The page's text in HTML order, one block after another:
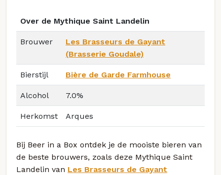
Over de Mythique Saint Landelin
Brouwer
Les Brasseurs de Gayant
(Brasserie Goudale)
Bierstijl Bière de Garde Farmhouse
Alcohol 7.0%
Herkomst Arques
Bij Beer in a Box ontdek je de mooiste bieren van
de beste brouwers, zoals deze Mythique Saint
Landelin van Les Brasseurs de Gayant